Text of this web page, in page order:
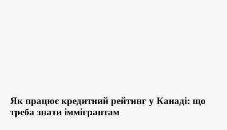
Як працює кредитний рейтинг у Канаді: що
треба знати іммігрантам